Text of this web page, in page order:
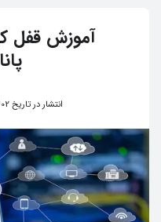
آموزش قفل
انتشار در تاریخ10